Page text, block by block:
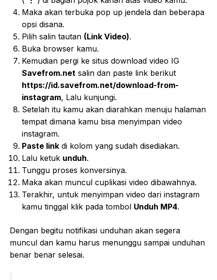
Maka akan terbuka pop up jendela dan beberapa
opsi disana.
Pilih salin tautan (Link Video).
Buka browser kamu.
Kemudian pergi ke situs download video IG
Savefrom.net salin dan paste link berikut
https://id.savefrom.net/download-from-
instagram, Lalu kunjungi.
Setelah itu kamu akan diarahkan menuju halaman
tempat dimana kamu bisa menyimpan video
instagram.
Paste link di kolom yang sudah disediakan.
Lalu ketuk unduh.
Tunggu proses konversinya.
Maka akan muncul cuplikasi video dibawahnya.
Terakhir, untuk menyimpan video dari instagram
kamu tinggal klik pada tombol Unduh MP4.
Dengan begitu notifikasi unduhan akan segera
muncul dan kamu harus menunggu sampai unduhan
benar benar selesai.